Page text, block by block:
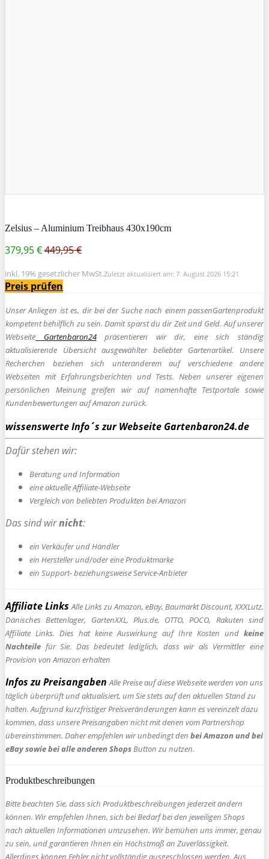
Zelsius – Aluminium Treibhaus 430x190cm
379,95 €449,95 €
inkl. 19% gesetzlicher MwSt.Zuletzt aktualisiert am: 7. August 2026 15:21
Preis prüfen
Unser Anliegen ist es, dir bei der Suche nach einem passenGartenprodukt
kompetent behilflich zu sein.Damit sparst du dir Zeit und Geld. Auf unserer
Webseite Gartenbaron24präsentieren wir dir, eine sich ständig
aktualisierende Übersicht ausgewählter beliebter Gartenartikel. Unsere
Recherchen beziehen sich unteranderem auf verschiedene andere
Webseiten mit Erfahrungsberichten und Tests. Neben unserer eigenen
persönlichen Meinung greifen wir auf namenhafte Testportale sowie
Kundenbewertungen auf Amazon zurück.
wissenswerte Info´s zur Webseite Gartenbaron24.de
Dafür stehen wir:
Beratung und Information
eine aktuelle Affiliate-Webseite
Vergleich von beliebten Produkten bei Amazon
Das sind wirnicht:
ein Verkäufer und Händler
ein Hersteller und/oder eine Produktmarke
ein Support- beziehungsweise Service-Anbieter
Affiliate Links Alle Links zu Amazon, eBay, Baumarkt Discount, XXXLutz,
Dänisches Bettenlager, GartenXXL, Plus.de, OTTO, POCO, Rakuten sind
Affiliate Links. Dies hat keine Auswirkung auf Ihre Kosten und keine
Nachteile für Sie. Das bedeutet lediglich, dass wir als Vermittler eine
Provision von Amazon erhalten
Infos zu Preisangaben Alle Preise auf diese Webseite werden von uns
täglich überprüft und aktualisiert, um Sie stets auf den aktuellen Stand zu
halten. Aufgrund kurzfristiger Preisveränderungen kann es vereinzelt dazu
kommen, dass unsere Preisangaben nicht mit denen vom Partnershop
übereinstimmen. Daher empfehlen wir unbedingt den bei Amazon und bei
eBay sowie bei alle anderen ShopsButton zu nutzen.
Produktbeschreibungen
Bitte beachten Sie, dass sich Produktbeschreibungen jederzeit ändern
können. Wir empfehlen Ihnen, sich bei Bedarf bei den jeweiligen Shops
nach aktuellen Informationen umzusehen. Wir bemühen uns immer, genau
zu sein, und garantieren Ihnen ein Höchstmaß an Zuverlässigkeit.
Allerdings können Fehler nicht vollständig ausgeschlossen werden. Aus